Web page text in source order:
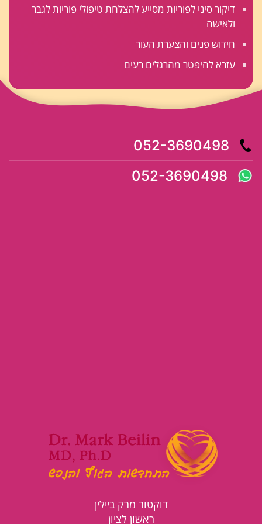
דיקור סיני לפוריות מסייע להצלחת טיפולי פוריות לגבר
ולאישה
חידוש פנים והצערת העור
עזרא להיפטר מהרגלים רעים
052-3690498
052-3690498
דוקטור מרק ביילין
ראשון לציון